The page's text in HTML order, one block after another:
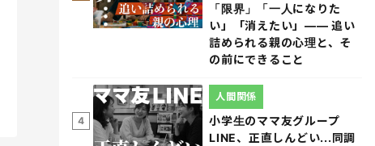
「限界」「一人になりた
い」「消えたい」―― 追い
詰められる親の心理と、そ
の前にできること
4
小学生のママ友グループ
LINE、正直しんどい...同調
人間関係